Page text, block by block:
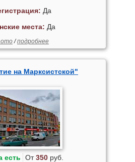
Да
места: Да
/подробнее
на Марксистской"
есть От350руб.